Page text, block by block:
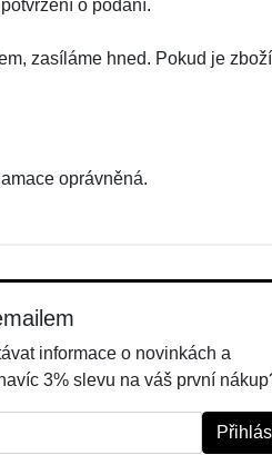
o podání.
zasíláme hned. Pokud je zboží
oprávněná.
informace o novinkách a
3% slevu na váš první